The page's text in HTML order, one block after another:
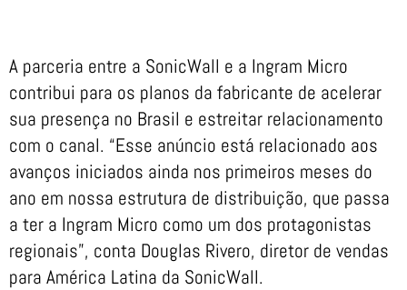
A parceria entre a SonicWall e a Ingram Micro
contribui para os planos da fabricante de acelerar
sua presença no Brasil e estreitar relacionamento
com o canal. “Esse anúncio está relacionado aos
avanços iniciados ainda nos primeiros meses do
ano em nossa estrutura de distribuição, que passa
a ter a Ingram Micro como um dos protagonistas
regionais”, conta Douglas Rivero, diretor de vendas
para América Latina da SonicWall.